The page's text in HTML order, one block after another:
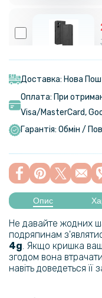
Чохол-книжка
Чохол накладка
Чохол - накладка Ricco
захистом при падінні
Доставка: Нова
Оплата: При
Visa/MasterСard,
Гарантія: Обмін /
Опис
Не давайте жодних
подряпинам
4g. Якщо кришка
згодом вона
навіть доведеться її